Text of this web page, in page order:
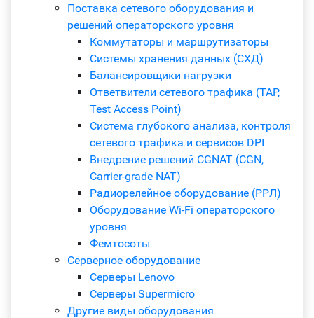
Поставка сетевого оборудования и
решений операторского уровня
Коммутаторы и маршрутизаторы
Системы хранения данных (СХД)
Балансировщики нагрузки
Ответвители сетевого трафика (TAP,
Test Access Point)
Система глубокого анализа, контроля
сетевого трафика и сервисов DPI
Внедрение решений CGNAT (CGN,
Carrier-grade NAT)
Радиорелейное оборудование (РРЛ)
Оборудование Wi-Fi операторского
уровня
Фемтосоты
Серверное оборудование
Серверы Lenovo
Серверы Supermicro
Другие виды оборудования